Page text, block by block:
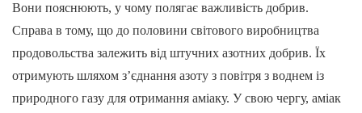
Вони пояснюють, у чому полягає важливість добрив.
Справа в тому, що до половини світового виробництва
продовольства залежить від штучних азотних добрив. Їх
отримують шляхом з’єднання азоту з повітря з воднем із
природного газу для отримання аміаку. У свою чергу, аміак